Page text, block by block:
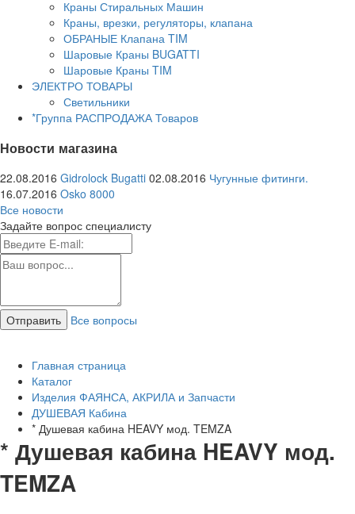
Краны Стиральных Машин
Краны, врезки, регуляторы, клапана
ОБРАНЫЕ Клапана TIM
Шаровые Краны BUGATTI
Шаровые Краны TIM
ЭЛЕКТРО ТОВАРЫ
Светильники
*Группа РАСПРОДАЖА Товаров
Новости магазина
22.08.2016 Gidrolock Bugatti 02.08.2016 Чугунные фитинги.
16.07.2016 Osko 8000
Все новости
Задайте вопрос специалисту
Все вопросы
Главная страница
Каталог
Изделия ФАЯНСА, АКРИЛА и Запчасти
ДУШЕВАЯ Кабина
* Душевая кабина HEAVY мод. TEMZA
* Душевая кабина HEAVY мод.
TEMZA